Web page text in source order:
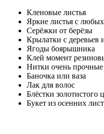
Кленовые листья
Яркие листья с любых
Серёжки от берёзы
Крылатки с деревьев
Ягоды боярышника
Клей момент
Нитки очень прочные
Баночка или ваза
Лак для волос
Блёстки золотистого
Букет из осенних